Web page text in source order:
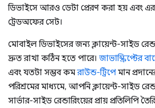
ডিভাইসে আরও ডেটা প্রেরণ করা হয় এবং
ট্রেডঅফের সেট।
মোবাইল ডিভাইসের জন্য ক্লায়েন্ট-সাইড
দ্রুত রাখা কঠিন হতে পারে। জাভাস্ক্রিপ্টের
এবং যতটা সম্ভব কমরাউন্ড-ট্রিপেমান
পরিশ্রমের মাধ্যমে, আপনি ক্লায়েন্ট-সাইড
সার্ভার-সাইড রেন্ডারিংয়ের প্রায় প্রতিলিপি